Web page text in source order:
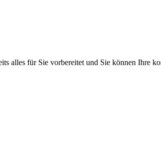
alles für Sie vorbereitet und Sie können Ihre